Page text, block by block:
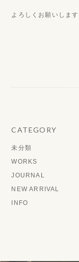
よろしくお願いします
CATEGORY
未分類
WORKS
JOURNAL
NEW ARRIVAL
INFO